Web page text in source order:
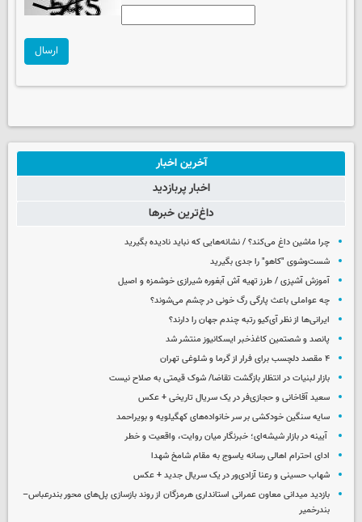
ارسال
آخرین اخبار
اخبار پربازدید
داغ‌ترین خبرها
چرا ماشین داغ می‌کند؟ / نشانه‌هایی که نباید نادیده بگیرید
شست‌وشوی "کاهو" را جدی بگیرید
آموزش آشپزی / طرز تهیه آش آبغوره شیرازی خوشمزه و اصیل
چه عواملی باعث پارگی رگ خونی در چشم می‌شوند؟
ایرانی‌ها از نظر آی‌کیو رتبه چندم جهان را دارند؟
پانصد و شصتمین کاغذخبر ایسکانیوز منتشر شد
۴ مقصد دلچسب برای فرار از گرما و شلوغی تهران
بازار لبنیات در انتظار بازگشت تقاضا/ شوک قیمتی به صلاح نیست
سعید آقاخانی و حجازی‌فر در یک سریال تاریخی + عکس
سایه سنگین خودکشی بر سر خانواده‌های کهگیلویه و بویراحمد
آیینه در بازار شیشه‌ای؛ خبرنگار میان روایت، واقعیت و خطر
ادای احترام اهالی رسانه یاسوج به مقام شامخ شهدا
شهاب حسینی و رعنا آزادی‌ور در یک سریال جدید + عکس
بازدید میدانی معاون عمرانی استانداری هرمزگان از روند بازسازی پل‌های محور بندرعباس–
بندرخمیر